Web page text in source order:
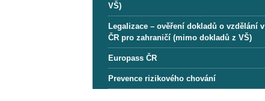
VŠ)
Legalizace – ověření dokladů o vzdělání v
ČR pro zahraničí (mimo dokladů z VŠ)
Europass ČR
Prevence rizikového chování